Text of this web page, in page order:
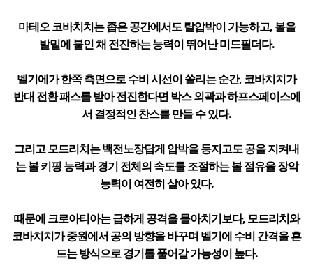
마테오 코바치치는 좁은 공간에서도 탈압박이 가능하고, 볼을
발밑에 붙인 채 전진하는 능력이 뛰어난 미드필더다.
벨기에가 한쪽 측면으로 수비 시선이 쏠리는 순간, 코바치치가
반대 전환 패스를 받아 전진한다면 박스 외곽과 하프스페이스에
서 결정적인 찬스를 만들 수 있다.
그리고 모드리치는 백전노장답게 압박을 등지고도 공을 지켜내
는 볼 키핑 능력과 경기 전체의 속도를 조절하는 볼 점유율 장악
능력이 여전히 살아 있다.
때문에 크로아티아는 급하게 공격을 몰아치기보다, 모드리치와
코바치치가 중원에서 공의 방향을 바꾸며 벨기에 수비 간격을 흔
드는 방식으로 경기를 풀어갈 가능성이 높다.